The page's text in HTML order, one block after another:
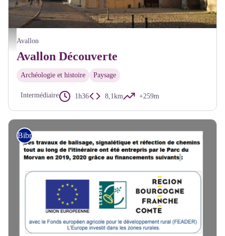
Avallon Quartier historique - Alain Millot Pnr Morvan
Avallon
Avallon Découverte
Archéologie et histoire Paysage
Intermédiaire 1h36 8,1km +259m
Bibracte Alésia